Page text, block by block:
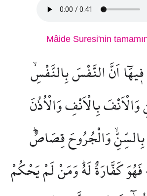
Mâide Suresi'nin
اَنَّ النَّفْسَ بِالنَّفْسِۙ
وَالْاَنْفَ بِالْاَنْفِ وَالْاُذُنَ
بِالسِّنِّۙ وَالْجُرُوحَ قِصَاصٌۜ
كَفَّارَةٌ لَهُۜ وَمَنْ لَمْ يَحْكُمْ